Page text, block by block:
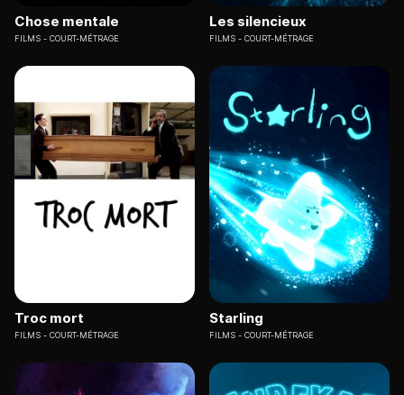
Chose mentale
FILMS COURT-MÉTRAGE
Les silencieux
FILMS COURT-MÉTRAGE
Troc mort
FILMS COURT-MÉTRAGE
Starling
FILMS COURT-MÉTRAGE